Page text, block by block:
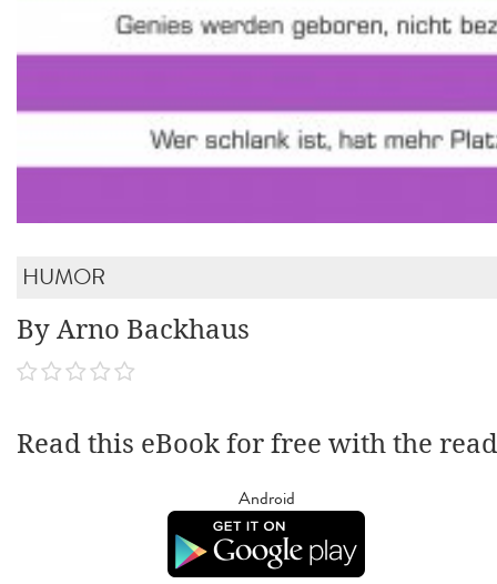
HUMOR
By Arno Backhaus
Read this eBook for free with the
Android